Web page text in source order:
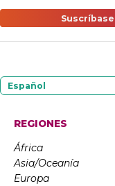
Español
REGIONES
África
Asia/Oceanía
Europa